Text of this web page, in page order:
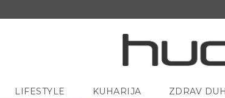
LIFESTYLE KUHARIJA ZDRAV